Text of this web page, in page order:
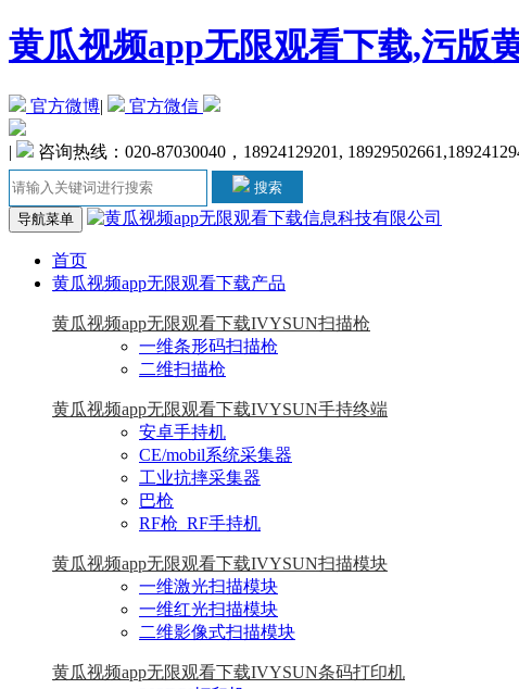
黄瓜视频app无限观看下载,污版
官方微博| 官方微信
| 咨询热线：020-87030040，18924129201,
搜索
导航菜单
首页
黄瓜视频app无限观看下载产品
黄瓜视频app无限观看下载IVYSUN扫描枪
一维条形码扫描枪
二维扫描枪
黄瓜视频app无限观看下载IVYSUN手持终端
安卓手持机
CE/mobil系统采集器
工业抗摔采集器
巴枪
RF枪_RF手持机
黄瓜视频app无限观看下载IVYSUN扫描模块
一维激光扫描模块
一维红光扫描模块
二维影像式扫描模块
黄瓜视频app无限观看下载IVYSUN条码打印机